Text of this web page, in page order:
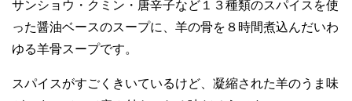
サンショウ・クミン・唐辛子など１３種類のスパイスを使
った醤油ベースのスープに、羊の骨を８時間煮込んだいわ
ゆる羊骨スープです。
スパイスがすごくきいているけど、凝縮された羊のうま味